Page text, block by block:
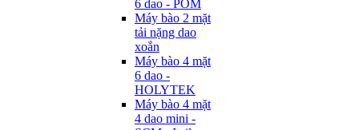
6 dao - POM
Máy bào 2 mặt
tải nặng dao
xoắn
Máy bào 4 mặt
6 dao -
HOLYTEK
Máy bào 4 mặt
4 dao mini -